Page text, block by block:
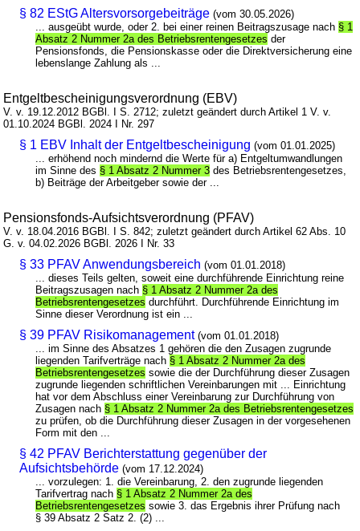
§ 82 EStG Altersvorsorgebeiträge (vom 30.05.2026)
... ausgeübt wurde, oder 2. bei einer reinen Beitragszusage nach § 1
Absatz 2 Nummer 2a des Betriebsrentengesetzes der
Pensionsfonds, die Pensionskasse oder die Direktversicherung eine
lebenslange Zahlung als ...
Entgeltbescheinigungsverordnung (EBV)
V. v. 19.12.2012 BGBl. I S. 2712; zuletzt geändert durch Artikel 1 V. v.
01.10.2024 BGBl. 2024 I Nr. 297
§ 1 EBV Inhalt der Entgeltbescheinigung (vom 01.01.2025)
... erhöhend noch mindernd die Werte für a) Entgeltumwandlungen
im Sinne des § 1 Absatz 2 Nummer 3 des Betriebsrentengesetzes,
b) Beiträge der Arbeitgeber sowie der ...
Pensionsfonds-Aufsichtsverordnung (PFAV)
V. v. 18.04.2016 BGBl. I S. 842; zuletzt geändert durch Artikel 62 Abs. 10
G. v. 04.02.2026 BGBl. 2026 I Nr. 33
§ 33 PFAV Anwendungsbereich (vom 01.01.2018)
... dieses Teils gelten, soweit eine durchführende Einrichtung reine
Beitragszusagen nach § 1 Absatz 2 Nummer 2a des
Betriebsrentengesetzes durchführt. Durchführende Einrichtung im
Sinne dieser Verordnung ist ein ...
§ 39 PFAV Risikomanagement (vom 01.01.2018)
... im Sinne des Absatzes 1 gehören die den Zusagen zugrunde
liegenden Tarifverträge nach § 1 Absatz 2 Nummer 2a des
Betriebsrentengesetzes sowie die der Durchführung dieser Zusagen
zugrunde liegenden schriftlichen Vereinbarungen mit ... Einrichtung
hat vor dem Abschluss einer Vereinbarung zur Durchführung von
Zusagen nach § 1 Absatz 2 Nummer 2a des Betriebsrentengesetzes
zu prüfen, ob die Durchführung dieser Zusagen in der vorgesehenen
Form mit den ...
§ 42 PFAV Berichterstattung gegenüber der
Aufsichtsbehörde (vom 17.12.2024)
... vorzulegen: 1. die Vereinbarung, 2. den zugrunde liegenden
Tarifvertrag nach § 1 Absatz 2 Nummer 2a des
Betriebsrentengesetzes sowie 3. das Ergebnis ihrer Prüfung nach
§ 39 Absatz 2 Satz 2. (2) ...